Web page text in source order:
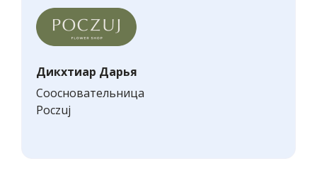
Дикхтиар Дарья
Соосновательница
Poczuj